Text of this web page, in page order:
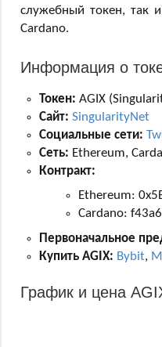
служебный токен, так
Cardano.
Информация о
Токен: AGIX
Сайт: SingularityNet
Социальные сети:
Сеть: Ethereum,
Контракт:
Ethereum:
Cardano:
Первоначальное
Купить AGIX: Bybit,
График и цена